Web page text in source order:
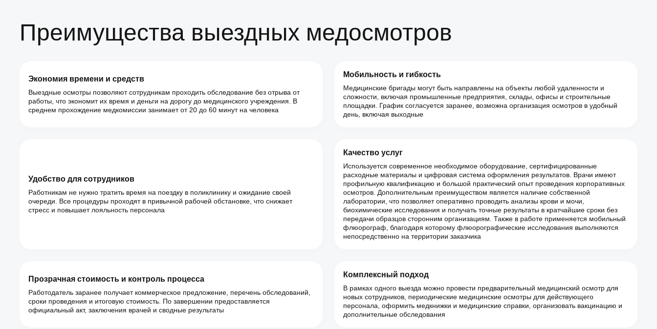
Преимущества выездных медосмотров
Экономия времени и средств
Выездные осмотры позволяют сотрудникам проходить обследование без отрыва от
работы, что экономит их время и деньги на дорогу до медицинского учреждения. В
среднем прохождение медкомиссии занимает от 20 до 60 минут на человека
Мобильность и гибкость
Медицинские бригады могут быть направлены на объекты любой удаленности и
сложности, включая промышленные предприятия, склады, офисы и строительные
площадки. График согласуется заранее, возможна организация осмотров в удобный
день, включая выходные
Удобство для сотрудников
Работникам не нужно тратить время на поездку в поликлинику и ожидание своей
очереди. Все процедуры проходят в привычной рабочей обстановке, что снижает
стресс и повышает лояльность персонала
Качество услуг
Используется современное необходимое оборудование, сертифицированные
расходные материалы и цифровая система оформления результатов. Врачи имеют
профильную квалификацию и большой практический опыт проведения корпоративных
осмотров. Дополнительным преимуществом является наличие собственной
лаборатории, что позволяет оперативно проводить анализы крови и мочи,
биохимические исследования и получать точные результаты в кратчайшие сроки без
передачи образцов сторонним организациям. Также в работе применяется мобильный
флюорограф, благодаря которому флюорографические исследования выполняются
непосредственно на территории заказчика
Прозрачная стоимость и контроль процесса
Работодатель заранее получает коммерческое предложение, перечень обследований,
сроки проведения и итоговую стоимость. По завершении предоставляется
официальный акт, заключения врачей и сводные результаты
Комплексный подход
В рамках одного выезда можно провести предварительный медицинский осмотр для
новых сотрудников, периодические медицинские осмотры для действующего
персонала, оформить медкнижки и медицинские справки, организовать вакцинацию и
дополнительные обследования